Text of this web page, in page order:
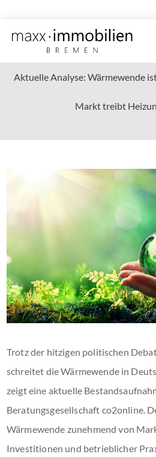
springen
Aktuelle Analyse: Wärmewende
Markt treibt
Trotz der hitzigen politischen
schreitet die Wärmewende in
zeigt eine aktuelle
Beratungsgesellschaft co2online.
Wärmewende zunehmend von
Investitionen und betrieblicher